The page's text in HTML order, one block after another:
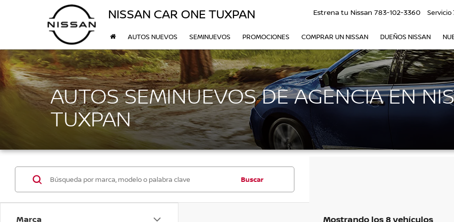
NISSAN CAR ONE TUXPAN Estrena tu Nissan 783-102-3360 Servicio
AUTOS NUEVOS SEMINUEVOS PROMOCIONES COMPRAR UN NISSAN DUEÑOS NISSAN
AUTOS SEMINUEVOS DE AGENCIA EN
TUXPAN
Marca
Buscar
Mostrando los 8 vehículos